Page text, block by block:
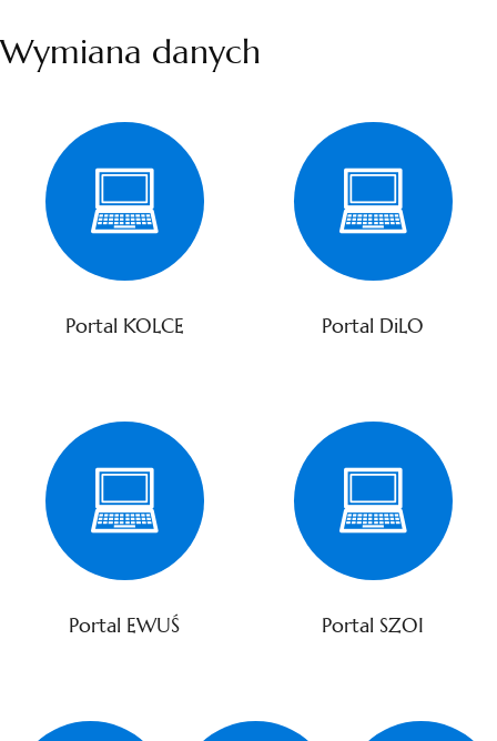
Wymiana danych
Portal KOLCE Portal DiLO
Portal EWUŚ Portal SZOI